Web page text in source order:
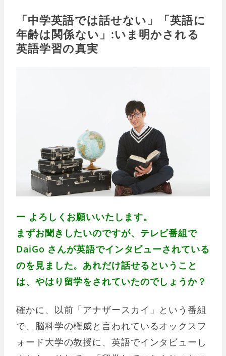
「中学英語では話せない」「英語に
年齢は関係ない」:いま明かされる
英語学習の真実
ー よろしくお願いいたします。
まずお聞きしたいのですが、テレビ番組で
DaiGo さんが英語でインタビューされている
のを見ました。あれだけ話せるということ
は、やはり留学をされていたのでしょうか？
確かに、以前「アナザースカイ」という番組
で、脳科学の権威と言われているオックスフ
ォード大学の教授に、英語でインタビューし